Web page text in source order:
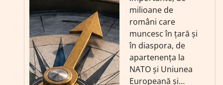
milioane de
români care
muncesc în țară și
în diaspora, de
apartenența la
NATO și Uniunea
Europeană și…